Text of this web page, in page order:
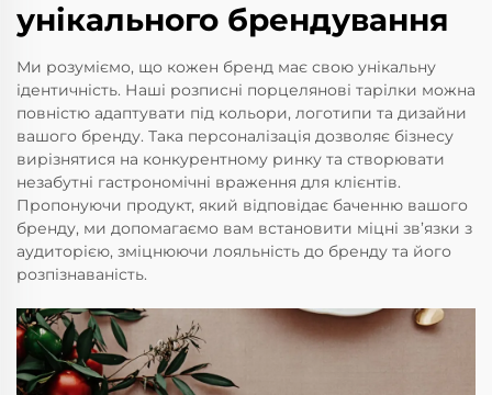
унікального брендування
Ми розуміємо, що кожен бренд має свою унікальну
ідентичність. Наші розписні порцелянові тарілки можна
повністю адаптувати під кольори, логотипи та дизайни
вашого бренду. Така персоналізація дозволяє бізнесу
вирізнятися на конкурентному ринку та створювати
незабутні гастрономічні враження для клієнтів.
Пропонуючи продукт, який відповідає баченню вашого
бренду, ми допомагаємо вам встановити міцні зв’язки з
аудиторією, зміцнюючи лояльність до бренду та його
розпізнаваність.